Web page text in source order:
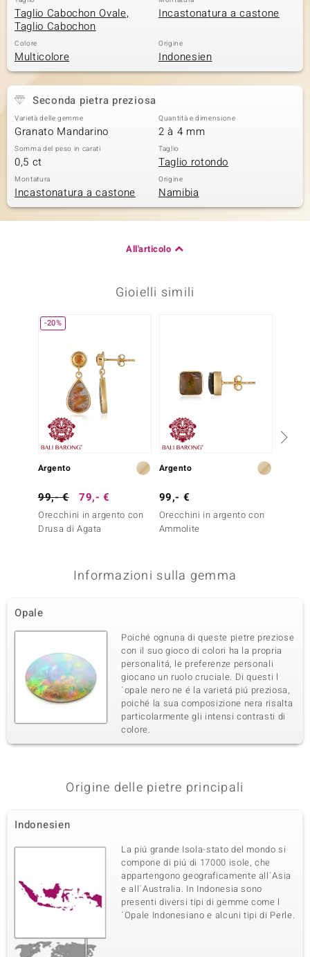
Taglio Cabochon Ovale,
Taglio Cabochon
Incastonatura a castone
Colore
Multicolore
Origine
Indonesien
Seconda pietra preziosa
Varietà delle gemme
Granato Mandarino
Quantità e dimensione
2 à 4 mm
Somma del peso in carati
0,5 ct
Taglio
Taglio rotondo
Montatura
Incastonatura a castone
Origine
Namibia
All'articolo
Gioielli simili
-20%
Argento
99,- € 79,- €
Orecchini in argento con
Drusa di Agata
Argento
99,- €
Orecchini in argento con
Ammolite
Informazioni sulla gemma
Opale
Poiché ognuna di queste pietre preziose
con il suo gioco di colori ha la propria
personalitá, le preferenze personali
giocano un ruolo cruciale. Di questi l
´opale nero ne é la varietá piú preziosa,
poiché la sua composizione nera risalta
particolarmente gli intensi contrasti di
colore.
Origine delle pietre principali
Indonesien
La piú grande Isola-stato del mondo si
compone di piú di 17000 isole, che
appartengono geograficamente all´Asia
e all´Australia. In Indonesia sono
presenti diversi tipi di gemme come l
´Opale Indonesiano e alcuni tipi di Perle.